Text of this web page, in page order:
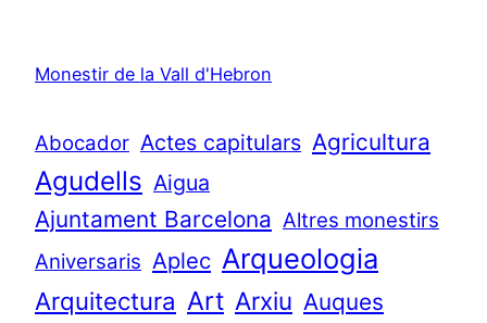
Monestir de la Vall d'Hebron
Abocador Actes capitulars Agricultura
Agudells Aigua
Ajuntament Barcelona Altres monestirs
Aniversaris Aplec Arqueologia
Arquitectura Art Arxiu Auques